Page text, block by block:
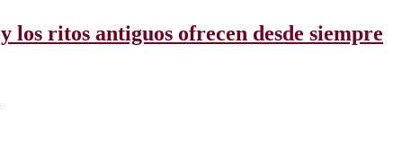
ritos antiguos ofrecen desde siempre